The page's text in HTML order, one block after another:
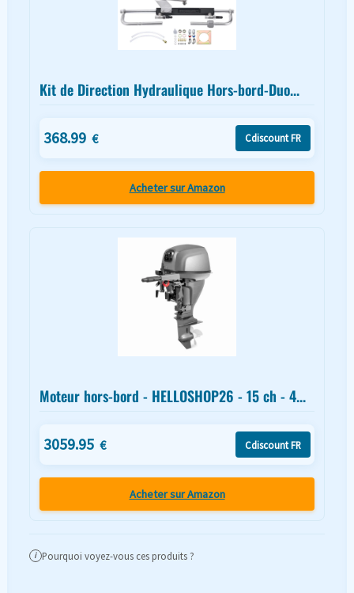
Kit de Direction Hydraulique Hors-bord-Duo...
368.99 € Cdiscount FR
Acheter sur Amazon
Moteur hors-bord - HELLOSHOP26 - 15 ch - 4...
3059.95 € Cdiscount FR
Acheter sur Amazon
i Pourquoi voyez-vous ces produits ?